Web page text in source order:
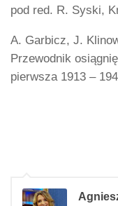
pod red. R. Syski,
A. Garbicz, J.
Przewodnik
pierwsza 1913 –